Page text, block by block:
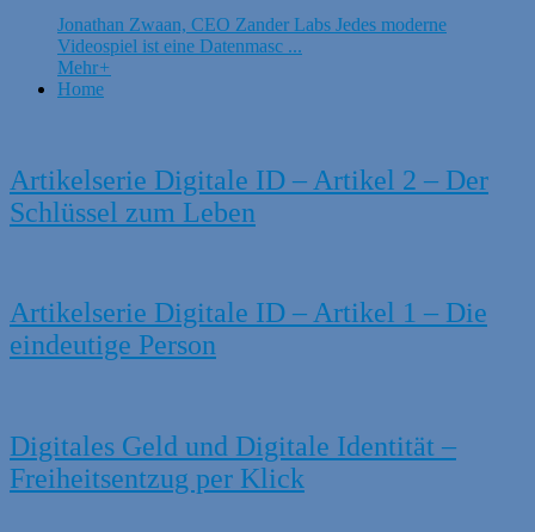
Jonathan Zwaan, CEO Zander Labs Jedes moderne
Videospiel ist eine Datenmasc ...
Mehr+
Home
Artikelserie Digitale ID – Artikel 2 – Der
Schlüssel zum Leben
Artikelserie Digitale ID – Artikel 1 – Die
eindeutige Person
Digitales Geld und Digitale Identität –
Freiheitsentzug per Klick